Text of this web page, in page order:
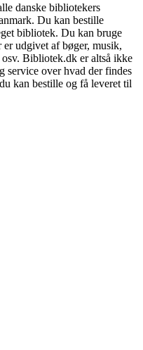
danske bibliotekers
Du kan bestille
bibliotek. Du kan bruge
udgivet af bøger, musik,
Bibliotek.dk er altså ikke
service over hvad der findes
kan bestille og få leveret til